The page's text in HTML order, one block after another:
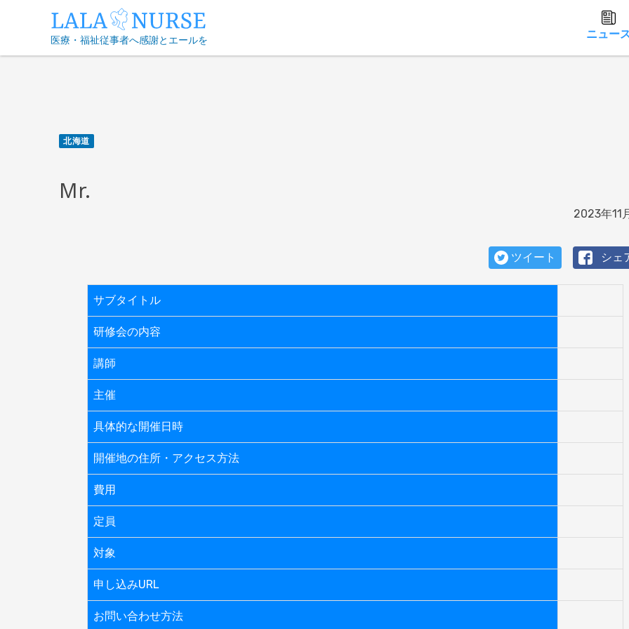
医療・福祉従事者へ感謝とエールを ニュー
北海道
Mr.
2023年11
ツイート シェ
サブタイトル
研修会の内容
講師
主催
具体的な開催日時
開催地の住所・アクセス方法
費用
定員
対象
申し込みURL
お問い合わせ方法